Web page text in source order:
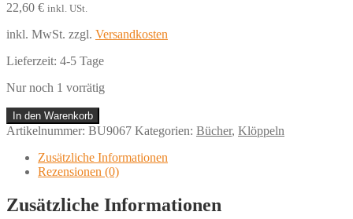
22,60 € inkl. USt.
inkl. MwSt. zzgl. Versandkosten
Lieferzeit: 4-5 Tage
Nur noch 1 vorrätig
Phantasievolle
Klöppelmuster,
Menge
In den Warenkorb
Artikelnummer: BU9067 Kategorien: Bücher, Klöppeln
Zusätzliche Informationen
Rezensionen (0)
Zusätzliche Informationen